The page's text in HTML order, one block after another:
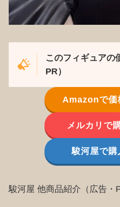
このフィギュアの
PR）
Amazonで価
メルカリで
駿河屋で購
駿河屋 他商品紹介（広告・